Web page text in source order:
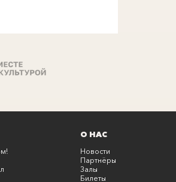
О НАС
Новости
Партнёры
Залы
Билеты